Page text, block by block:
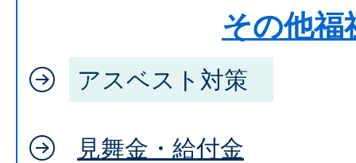
その他福
アスベスト対策
見舞金・給付金